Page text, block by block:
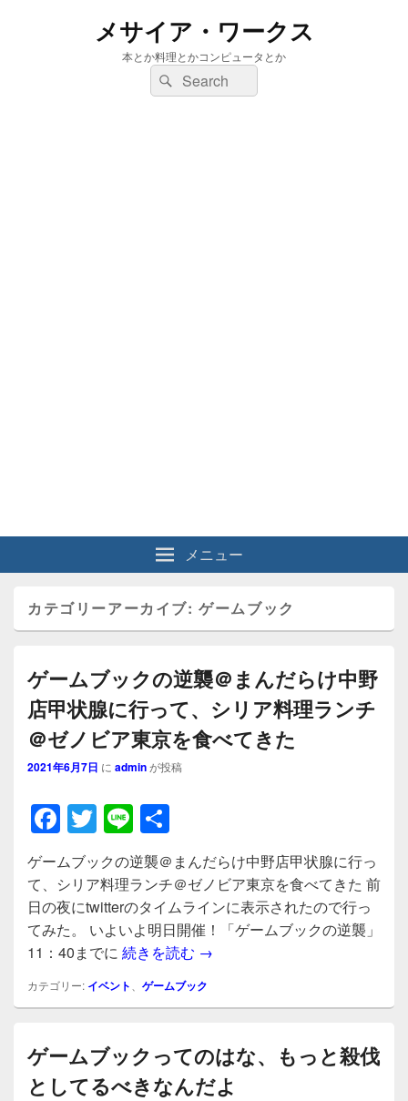
メサイア・ワークス
本とか料理とかコンピュータとか
検
索:
検
索
メニュー
カテゴリーアーカイブ:ゲームブック
ゲームブックの逆襲＠まんだらけ中野
店甲状腺に行って、シリア料理ランチ
＠ゼノビア東京を食べてきた
2021年6月7日 に adminが投稿
F
a
c
e
b
o
o
k
T
wi
tt
er
Li
n
e
有
ゲームブックの逆襲＠まんだらけ中野店甲状腺に行っ
て、シリア料理ランチ＠ゼノビア東京を食べてきた 前
日の夜にtwitterのタイムラインに表示されたので行っ
てみた。 いよいよ明日開催！「ゲームブックの逆襲」
11：40までに 続きを読む ゲームブックの逆襲＠まんだ
→
カテゴリー: イベント ゲームブック
ゲームブックってのはな、もっと殺伐
としてるべきなんだよ